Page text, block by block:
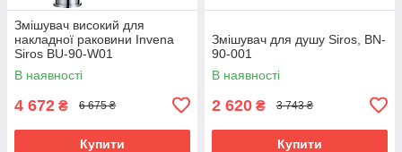
Змішувач високий для
накладної раковини Invena
Siros BU-90-W01
В наявності
4 672 ₴ 6 675 ₴
Купити
Змішувач для душу Siros, BN-
90-001
В наявності
2 620 ₴ 3 743 ₴
Купити